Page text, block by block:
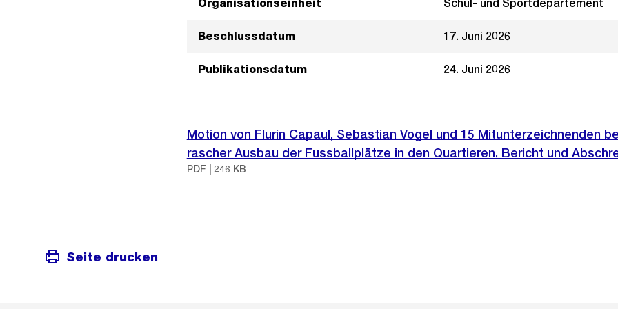
Organisationseinheit Schul- und Sportdepartement
Beschlussdatum 17. Juni 2026
Publikationsdatum 24. Juni 2026
Motion von Flurin Capaul, Sebastian Vogel und 15 Mitunterzeichnenden
rascher Ausbau der Fussballplätze in den Quartieren, Bericht und
PDF | 246 KB
Seite drucken